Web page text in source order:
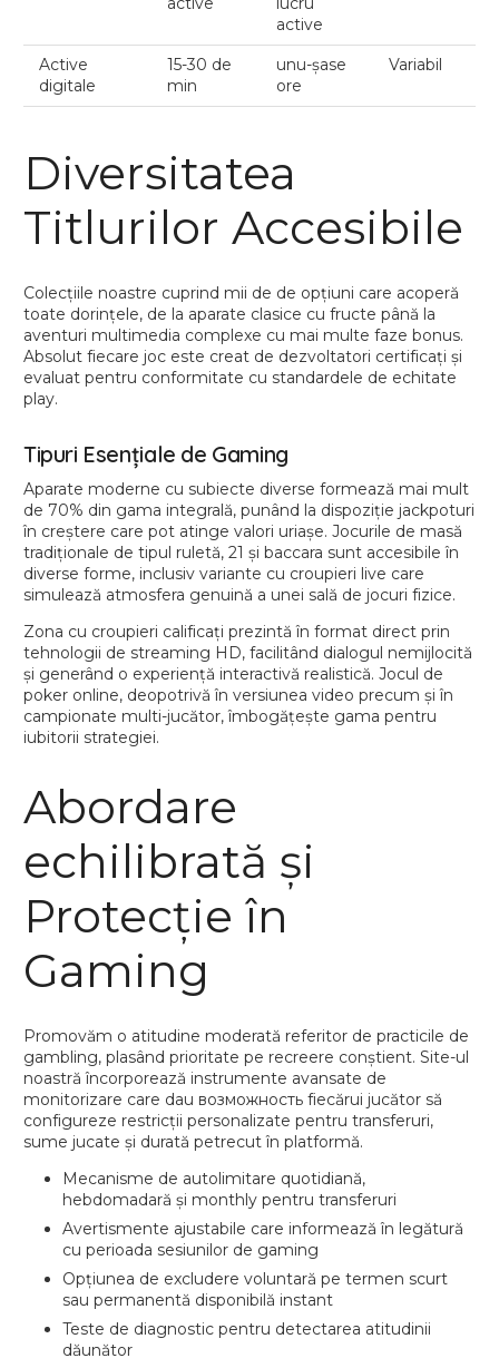
active
Active
digitale
15-30 de
min
unu-șase
ore
Variabil
Diversitatea
Titlurilor Accesibile
Colecțiile noastre cuprind mii de de opțiuni care acoperă
toate dorințele, de la aparate clasice cu fructe până la
aventuri multimedia complexe cu mai multe faze bonus.
Absolut fiecare joc este creat de dezvoltatori certificați și
evaluat pentru conformitate cu standardele de echitate
play.
Tipuri Esențiale de Gaming
Aparate moderne cu subiecte diverse formează mai mult
de 70% din gama integrală, punând la dispoziție jackpoturi
în creștere care pot atinge valori uriașe. Jocurile de masă
tradiționale de tipul ruletă, 21 și baccara sunt accesibile în
diverse forme, inclusiv variante cu croupieri live care
simulează atmosfera genuină a unei sală de jocuri fizice.
Zona cu croupieri calificați prezintă în format direct prin
tehnologii de streaming HD, facilitând dialogul nemijlocită
și generând o experiență interactivă realistică. Jocul de
poker online, deopotrivă în versiunea video precum și în
campionate multi-jucător, îmbogățește gama pentru
iubitorii strategiei.
Abordare
echilibrată și
Protecție în
Gaming
Promovăm o atitudine moderată referitor de practicile de
gambling, plasând prioritate pe recreere conștient. Site-ul
noastră încorporează instrumente avansate de
monitorizare care dau возможность fiecărui jucător să
configureze restricții personalizate pentru transferuri,
sume jucate și durată petrecut în platformă.
Mecanisme de autolimitare quotidiană,
hebdomadară și monthly pentru transferuri
Avertismente ajustabile care informează în legătură
cu perioada sesiunilor de gaming
Opțiunea de excludere voluntară pe termen scurt
sau permanentă disponibilă instant
Teste de diagnostic pentru detectarea atitudinii
dăunător